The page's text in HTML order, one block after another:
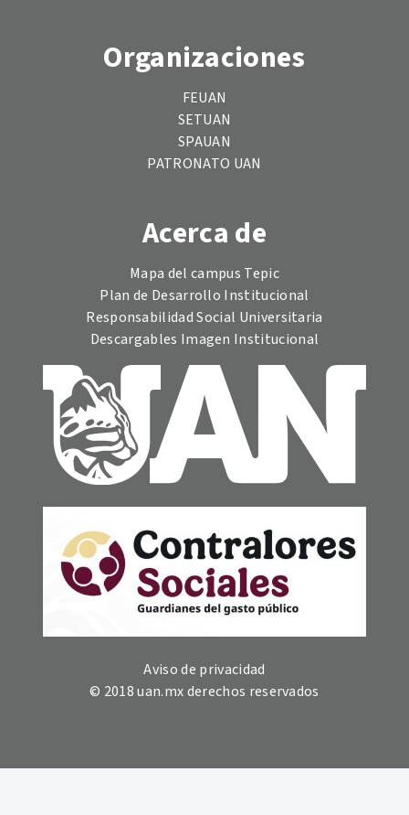
Organizaciones
FEUAN
SETUAN
SPAUAN
PATRONATO UAN
Acerca de
Mapa del campus Tepic
Plan de Desarrollo Institucional
Responsabilidad Social Universitaria
Descargables Imagen Institucional
Aviso de privacidad
© 2018 uan.mx derechos reservados